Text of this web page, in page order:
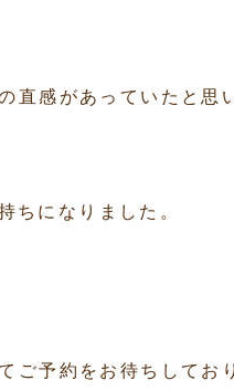
直感があっていたと思
ちになりました。
ご予約をお待ちしてお